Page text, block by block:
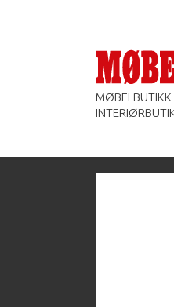
MØBELBUTIKK